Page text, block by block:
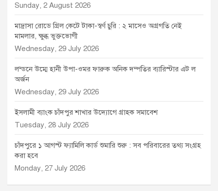
Sunday, 2 August 2026
মাদ্রাসা রোডে গ্রিল কেটে টাকা-স্বর্ণ চুরি : ২ মাসেও অগ্রগতি নেই
মামলার, ক্ষুব্ধ ভুক্তভোগী
Wednesday, 29 July 2026
লন্ডনে উম্মে হানী উপা-ওমর ফারুক অনিক দম্পতির ব্যারিস্টার এট ল
অর্জন
Wednesday, 29 July 2026
ইসলামী ব্যাংক চাঁদপুর শাখার উদ্যোগে গ্রাহক সমাবেশ
Tuesday, 28 July 2026
চাঁদপুরে ১ আগস্ট ফ্যামিলি কার্ড শুমারি শুরু : সব পরিবারের তথ্য সংগ্রহ
করা হবে
Monday, 27 July 2026